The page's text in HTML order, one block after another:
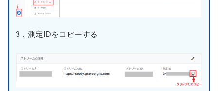
3．測定IDをコピーする